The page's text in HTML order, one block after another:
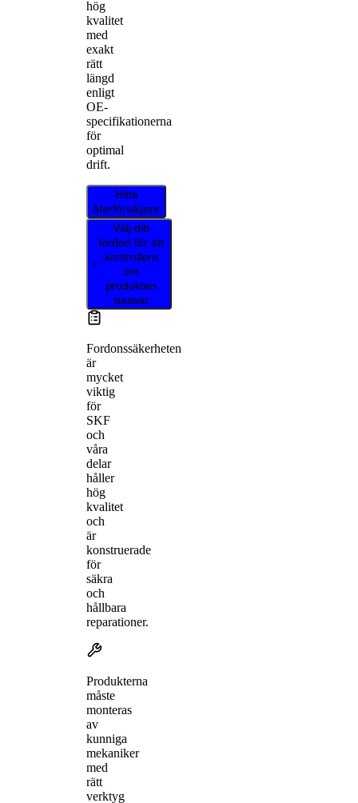
hög
kvalitet
med
exakt
rätt
längd
enligt
OE-
specifikationerna
för
optimal
drift.
Hitta
återförsäljare
Välj ditt
fordon för att
kontrollera
om
produkten
passar
Fordonssäkerheten
är
mycket
viktig
för
SKF
och
våra
delar
håller
hög
kvalitet
och
är
konstruerade
för
säkra
och
hållbara
reparationer.
Produkterna
måste
monteras
av
kunniga
mekaniker
med
rätt
verktyg